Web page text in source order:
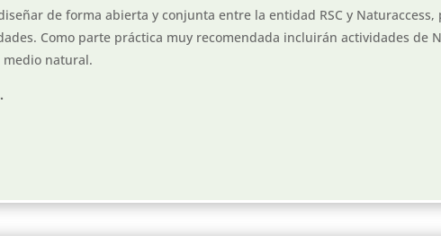
de forma abierta y conjunta entre la entidad RSC y
Como parte práctica muy recomendada incluirán actividades de
medio natural.